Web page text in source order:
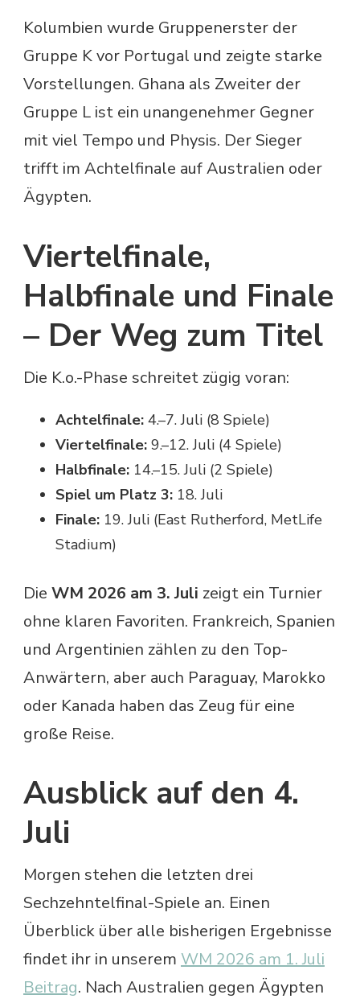
Kolumbien wurde Gruppenerster der
Gruppe K vor Portugal und zeigte starke
Vorstellungen. Ghana als Zweiter der
Gruppe L ist ein unangenehmer Gegner
mit viel Tempo und Physis. Der Sieger
trifft im Achtelfinale auf Australien oder
Ägypten.
Viertelfinale,
Halbfinale und Finale
– Der Weg zum Titel
Die K.o.-Phase schreitet zügig voran:
Achtelfinale: 4.–7. Juli (8 Spiele)
Viertelfinale: 9.–12. Juli (4 Spiele)
Halbfinale: 14.–15. Juli (2 Spiele)
Spiel um Platz 3: 18. Juli
Finale: 19. Juli (East Rutherford, MetLife
Stadium)
Die WM 2026 am 3. Juli zeigt ein Turnier
ohne klaren Favoriten. Frankreich, Spanien
und Argentinien zählen zu den Top-
Anwärtern, aber auch Paraguay, Marokko
oder Kanada haben das Zeug für eine
große Reise.
Ausblick auf den 4.
Juli
Morgen stehen die letzten drei
Sechzehntelfinal-Spiele an. Einen
Überblick über alle bisherigen Ergebnisse
findet ihr in unserem WM 2026 am 1. Juli
Beitrag. Nach Australien gegen Ägypten